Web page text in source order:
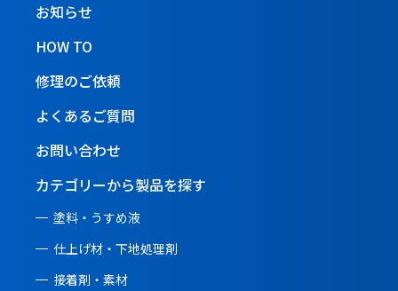
お知らせ
HOW TO
修理のご依頼
よくあるご質問
お問い合わせ
カテゴリーから製品を探す
塗料・うすめ液
仕上げ材・下地処理剤
接着剤・素材